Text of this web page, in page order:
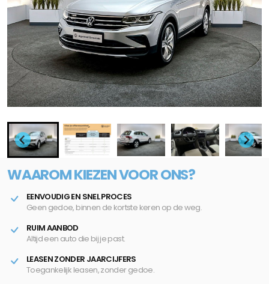
WAAROM KIEZEN VOOR ONS?
EENVOUDIG EN SNEL PROCES
Geen gedoe, binnen de kortste keren op de weg.
RUIM AANBOD
Altijd een auto die bij je past.
LEASEN ZONDER JAARCIJFERS
Toegankelijk leasen, zonder gedoe.